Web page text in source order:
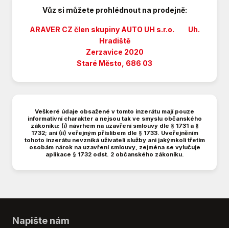
Imobilizér
Klimatizace
LED denní svícení
Manuální převodovka
Multifunkční volant
Nouzové brzdění (PEBS)
Palubní počítač
Parkovací senzory zadní
Plní 'EURO VI'
Posilovač řízení
Protiprokluzový systém kol (ASR)
Přední světla LED
Senzor stěračů
Vůz si můžete prohlédnout na prodejně:
ARAVER CZ člen skupiny AUTO UH s.r.o. Uh.
Hradiště
Zerzavice 2020
Staré Město, 686 03
Veškeré údaje obsažené v tomto inzerátu mají pouze
informativní charakter a nejsou tak ve smyslu občanského
zákoníku: (i) návrhem na uzavření smlouvy dle § 1731 a §
1732; ani (ii) veřejným příslibem dle § 1733. Uveřejněním
tohoto inzerátu nevzniká uživateli služby ani jakýmkoli třetím
osobám nárok na uzavření smlouvy, zejména se vylučuje
aplikace § 1732 odst. 2 občanského zákoníku.
Napište nám